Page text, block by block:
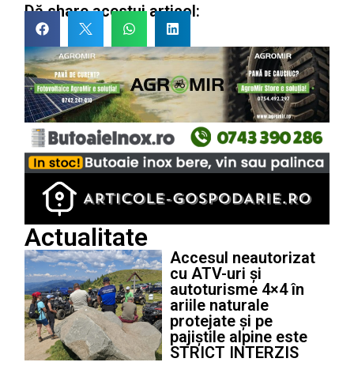
Dă share acestui articol:
Actualitate
Accesul neautorizat
cu ATV-uri și
autoturisme 4×4 în
ariile naturale
protejate și pe
pajiștile alpine este
STRICT INTERZIS